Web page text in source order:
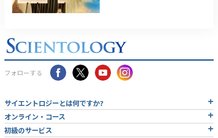
フォローする
サイエントロジーとは何ですか?
オンライン・コース
初級のサービス